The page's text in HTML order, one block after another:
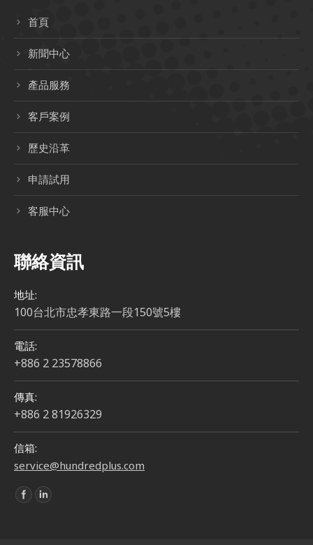
首頁
新聞中心
產品服務
客戶案例
歷史沿革
申請試用
客服中心
聯絡資訊
地址:
100台北市忠孝東路一段150號5樓
電話:
+886 2 23578866
傳真:
+886 2 81926329
信箱:
service@hundredplus.com
Find us on: